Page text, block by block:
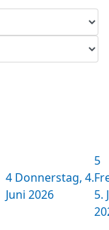
4 Donnerstag, 4.
Juni 2026
5
5.